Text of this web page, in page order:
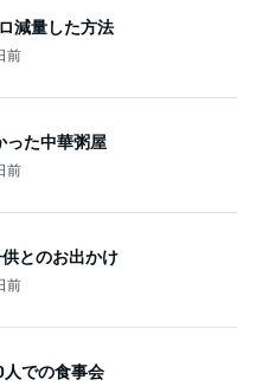
減量した方法
前
った中華粥屋
前
とのお出かけ
前
での食事会